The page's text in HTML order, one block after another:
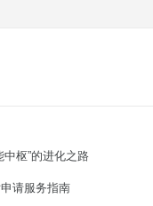
中枢”的进化之路
请服务指南